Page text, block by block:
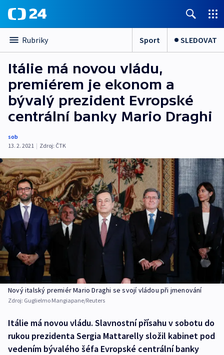
Rubriky Sport SLEDOVAT
Itálie má novou vládu,
premiérem je ekonom a
bývalý prezident Evropské
centrální banky Mario Draghi
sob
13. 2. 2021 | Zdroj: ČTK
Nový italský premiér Mario Draghi se svojí vládou při jmenování
Zdroj: Guglielmo Mangiapane/Reuters
Itálie má novou vládu. Slavnostní přísahu v sobotu do
rukou prezidenta Sergia Mattarelly složil kabinet pod
vedením bývalého šéfa Evropské centrální banky